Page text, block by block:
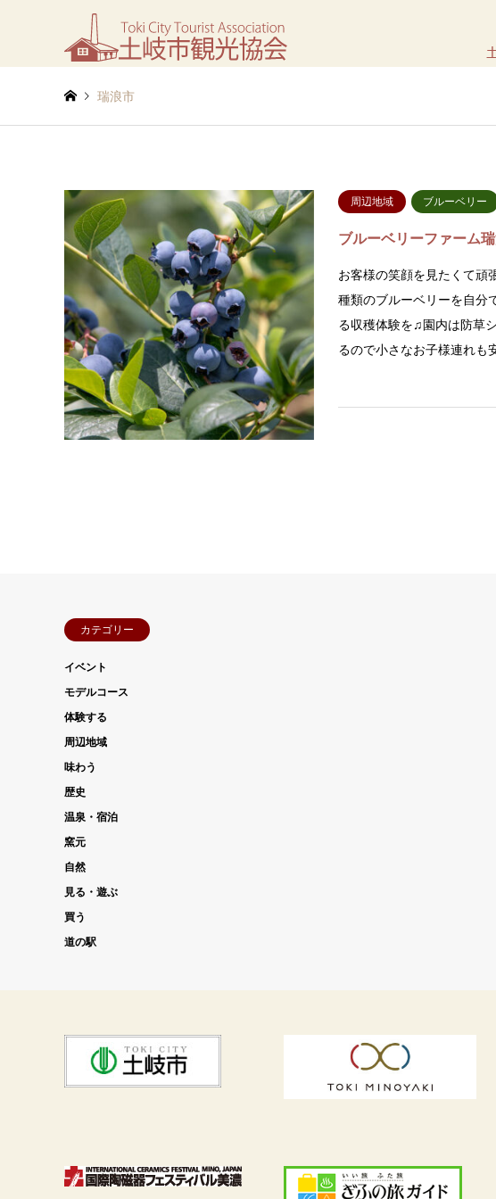
瑞浪市
周辺地域 ブルーベリー
ブルーベリーファーム
お客様の笑顔を見たくて頑
種類のブルーベリーを自分
る収穫体験を♫園内は防草
るので小さなお子様連れも
カテゴリー
イベント
モデルコース
体験する
周辺地域
味わう
歴史
温泉・宿泊
窯元
自然
見る・遊ぶ
買う
道の駅